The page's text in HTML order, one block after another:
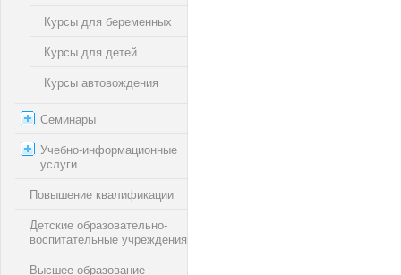
Курсы для беременных
Курсы для детей
Курсы автовождения
Семинары
Учебно-информационные
услуги
Повышение квалификации
Детские образовательно-
воспитательные учреждения
Высшее образование